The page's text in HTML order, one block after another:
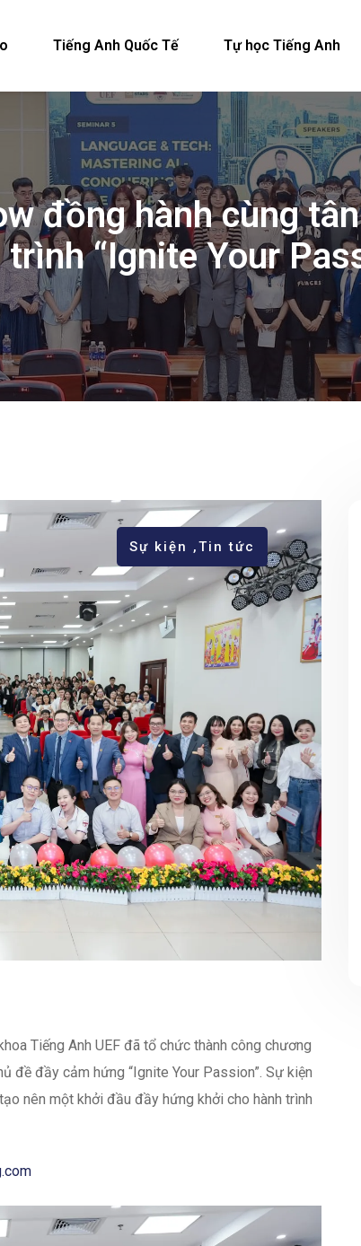
Tiếng Anh Quốc Tế Tự học Tiếng Anh
đồng hành cùng
“Ignite Your
Sự kiện ,Tin tức
Tiếng Anh UEF đã tổ chức thành công chương
đề đầy cảm hứng “Ignite Your Passion”. Sự kiện
nên một khởi đầu đầy hứng khởi cho hành trình